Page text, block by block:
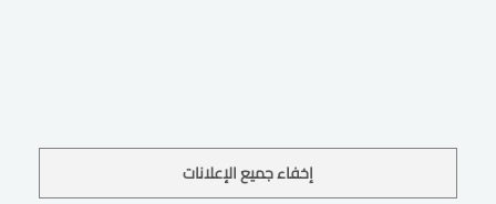
إخفاء جميع الإعلانات